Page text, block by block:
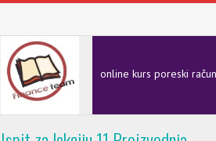
online kurs poreski